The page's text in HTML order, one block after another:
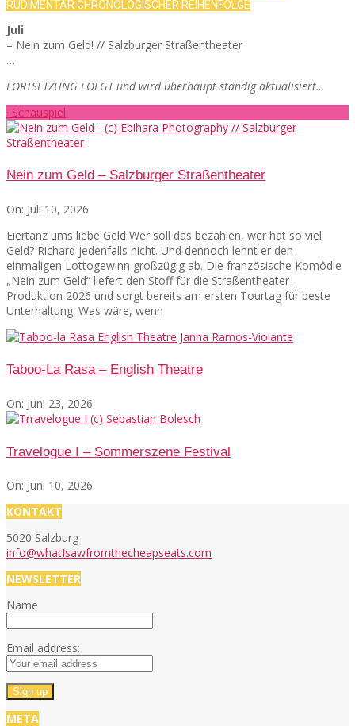
RUDIMENTÄR CHRONOLOGISCHER REIHENFOLGE
Juli
– Nein zum Geld! // Salzburger Straßentheater
…
FORTSETZUNG FOLGT und wird überhaupt ständig aktualisiert…
· Schauspiel
Nein zum Geld – Salzburger Straßentheater
On: Juli 10, 2026
Eiertanz ums liebe Geld Wer soll das bezahlen, wer hat so viel
Geld? Richard jedenfalls nicht. Und dennoch lehnt er den
einmaligen Lottogewinn großzügig ab. Die französische Komödie
„Nein zum Geld“ liefert den Stoff für die Straßentheater-
Produktion 2026 und sorgt bereits am ersten Tourtag für beste
Unterhaltung. Was wäre, wenn
Taboo-La Rasa – English Theatre
On: Juni 23, 2026
Travelogue I – Sommerszene Festival
On: Juni 10, 2026
KONTAKT
5020 Salzburg
info@whatIsawfromthecheapseats.com
NEWSLETTER
Name
Email address:
META